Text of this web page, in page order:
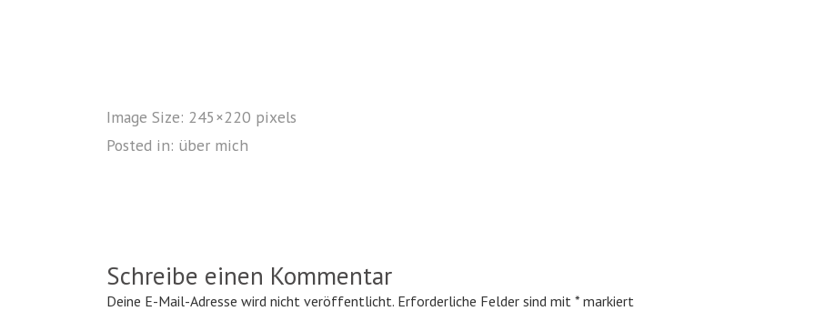
Image Size: 245×220 pixels
Posted in: über mich
Schreibe einen Kommentar
Deine E-Mail-Adresse wird nicht veröffentlicht. Erforderliche Felder sind mit * markiert